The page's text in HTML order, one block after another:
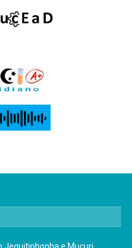
Jequitinhonha e Mucuri